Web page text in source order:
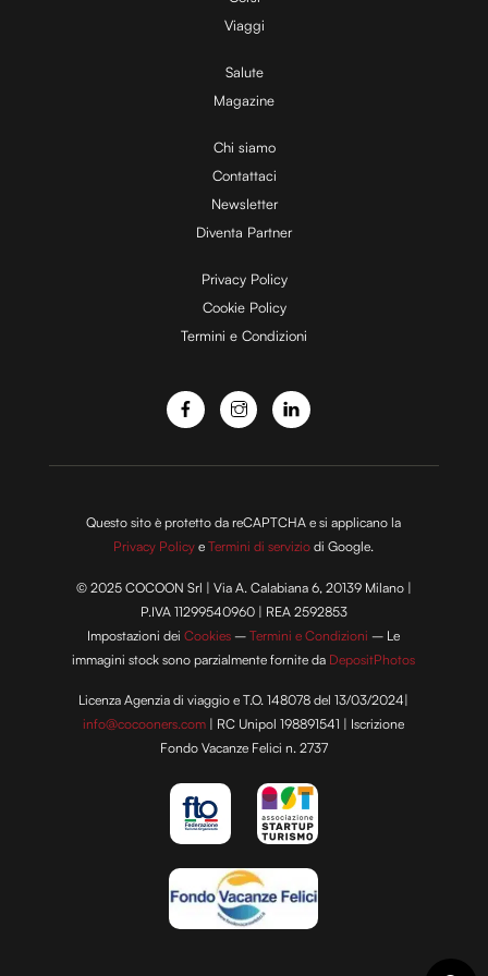
V
i
d
e
o
Viaggi
Salute
Magazine
Chi siamo
Contattaci
Newsletter
Diventa Partner
Privacy Policy
Cookie Policy
Termini e Condizioni
Questo sito è protetto da reCAPTCHA e si applicano la
Privacy Policy eTermini di servizio di Google.
© 2025 COCOON Srl | Via A. Calabiana 6, 20139 Milano |
P.IVA 11299540960 | REA 2592853
Impostazioni deiCookies –Termini e Condizioni – Le
immagini stock sono parzialmente fornite da DepositPhotos
Licenza Agenzia di viaggio e T.O. 148078 del 13/03/2024|
info@cocooners.com | RC Unipol 198891541 | Iscrizione
Fondo Vacanze Felici n. 2737